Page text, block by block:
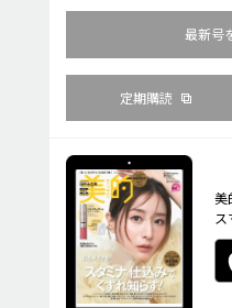
最新号
定期購読
美
ス